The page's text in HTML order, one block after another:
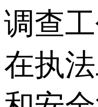
调查
在执